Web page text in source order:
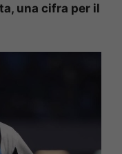
una cifra per il